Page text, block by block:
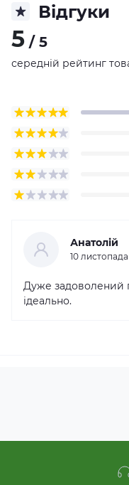
Відгуки
5 / 5
середній рейтинг
Анатолій
10
Дуже задоволений
ідеально.